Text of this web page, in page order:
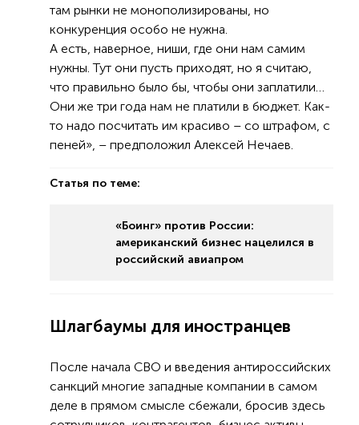
там рынки не монополизированы, но
конкуренция особо не нужна.
А есть, наверное, ниши, где они нам самим
нужны. Тут они пусть приходят, но я считаю,
что правильно было бы, чтобы они заплатили…
Они же три года нам не платили в бюджет. Как-
то надо посчитать им красиво – со штрафом, с
пеней», – предположил Алексей Нечаев.
Статья по теме:
«Боинг» против России:
американский бизнес нацелился в
российский авиапром
Шлагбаумы для иностранцев
После начала СВО и введения антироссийских
санкций многие западные компании в самом
деле в прямом смысле сбежали, бросив здесь